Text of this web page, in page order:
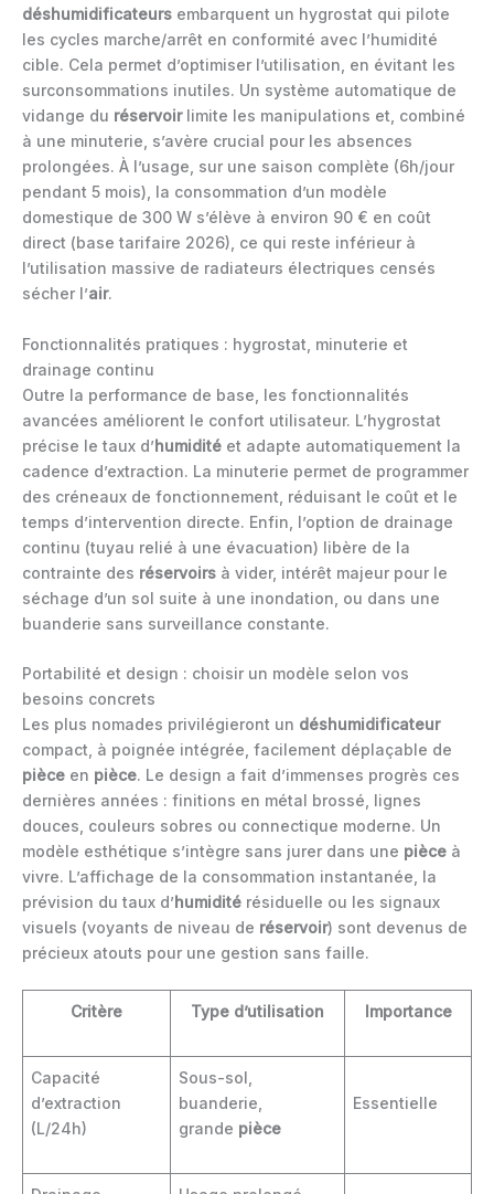
déshumidificateurs embarquent un hygrostat qui pilote
les cycles marche/arrêt en conformité avec l’humidité
cible. Cela permet d’optimiser l’utilisation, en évitant les
surconsommations inutiles. Un système automatique de
vidange du réservoirlimite les manipulations et, combiné
à une minuterie, s’avère crucial pour les absences
prolongées. À l’usage, sur une saison complète (6h/jour
pendant 5 mois), la consommation d’un modèle
domestique de 300 W s’élève à environ 90 € en coût
direct (base tarifaire 2026), ce qui reste inférieur à
l’utilisation massive de radiateurs électriques censés
sécher l’air.
Fonctionnalités pratiques : hygrostat, minuterie et
drainage continu
Outre la performance de base, les fonctionnalités
avancées améliorent le confort utilisateur. L’hygrostat
précise le taux d’humidité et adapte automatiquement la
cadence d’extraction. La minuterie permet de programmer
des créneaux de fonctionnement, réduisant le coût et le
temps d’intervention directe. Enfin, l’option de drainage
continu (tuyau relié à une évacuation) libère de la
contrainte des réservoirs à vider, intérêt majeur pour le
séchage d’un sol suite à une inondation, ou dans une
buanderie sans surveillance constante.
Portabilité et design : choisir un modèle selon vos
besoins concrets
Les plus nomades privilégieront un déshumidificateur
compact, à poignée intégrée, facilement déplaçable de
pièce en pièce. Le design a fait d’immenses progrès ces
dernières années : finitions en métal brossé, lignes
douces, couleurs sobres ou connectique moderne. Un
modèle esthétique s’intègre sans jurer dans une pièce à
vivre. L’affichage de la consommation instantanée, la
prévision du taux d’humidité résiduelle ou les signaux
visuels (voyants de niveau de réservoir) sont devenus de
précieux atouts pour une gestion sans faille.
Critère Type d’utilisation Importance
Capacité
d’extraction
(L/24h)
Sous-sol,
buanderie,
grande pièce
Essentielle